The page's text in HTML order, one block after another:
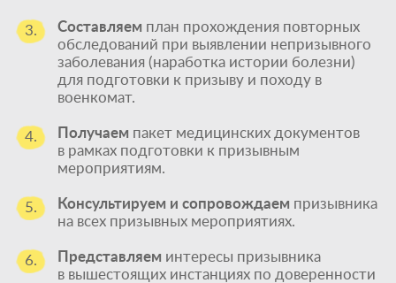
3. Составляем план прохождения повторных
обследований при выявлении непризывного
заболевания (наработка истории болезни)
для подготовки к призыву и походу в
военкомат.
4. Получаем пакет медицинских документов
в рамках подготовки к призывным
мероприятиям.
5. Консультируем и сопровождаем призывника
на всех призывных мероприятиях.
6. Представляем интересы призывника
в вышестоящих инстанциях по доверенности